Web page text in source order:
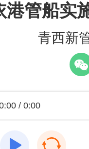
港管船实
青西新
/ 0:00